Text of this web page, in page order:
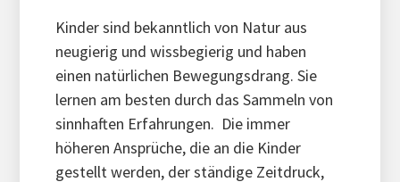
Kinder sind bekanntlich von Natur aus
neugierig und wissbegierig und haben
einen natürlichen Bewegungsdrang. Sie
lernen am besten durch das Sammeln von
sinnhaften Erfahrungen. Die immer
höheren Ansprüche, die an die Kinder
gestellt werden, der ständige Zeitdruck,